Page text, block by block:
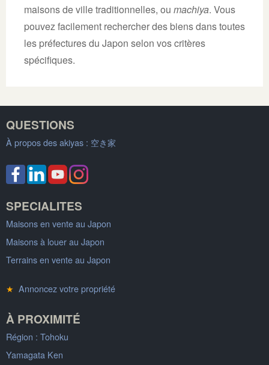
maisons de ville traditionnelles, ou machiya. Vous
pouvez facilement rechercher des biens dans toutes
les préfectures du Japon selon vos critères
spécifiques.
QUESTIONS
À propos des akiyas : 空き家
SPECIALITES
Maisons en vente au Japon
Maisons à louer au Japon
Terrains en vente au Japon
★ Annoncez votre propriété
À PROXIMITÉ
Région : Tohoku
Yamagata Ken